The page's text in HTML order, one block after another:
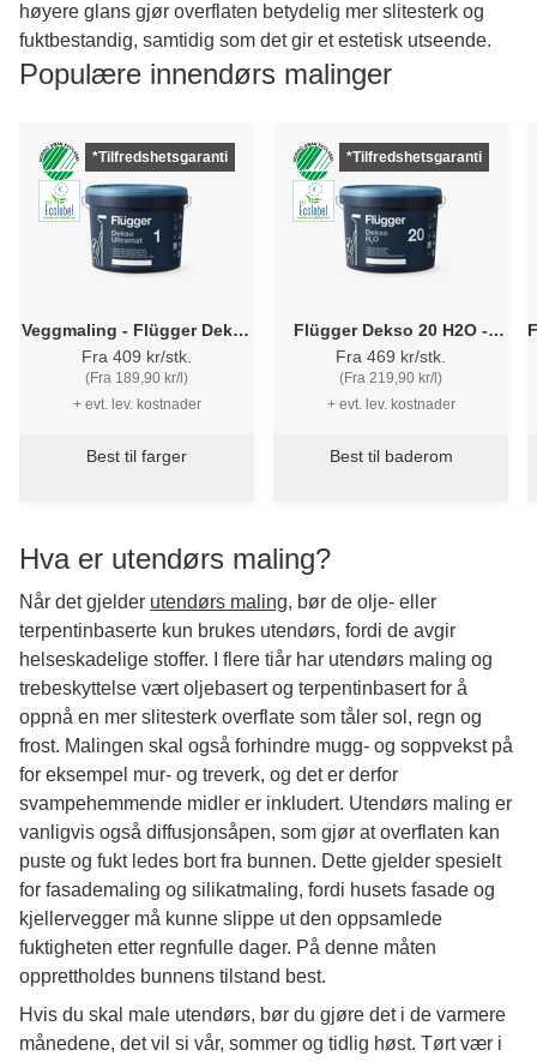
høyere glans gjør overflaten betydelig mer slitesterk og
fuktbestandig, samtidig som det gir et estetisk utseende.
Populære innendørs malinger
*Tilfredshetsgaranti
Veggmaling - Flügger Dekso
1 Ultramat - Vegg/takmaling
Fra 409 kr/stk.
(Fra 189,90 kr/l)
+ evt. lev. kostnader
Best til farger
*Tilfredshetsgaranti
Flügger Dekso 20 H2O -
Våtromsmaling
Fra 469 kr/stk.
(Fra 219,90 kr/l)
+ evt. lev. kostnader
Best til baderom
Hva er utendørs maling?
Når det gjelder utendørs maling, bør de olje- eller
terpentinbaserte kun brukes utendørs, fordi de avgir
helseskadelige stoffer. I flere tiår har utendørs maling og
trebeskyttelse vært oljebasert og terpentinbasert for å
oppnå en mer slitesterk overflate som tåler sol, regn og
frost. Malingen skal også forhindre mugg- og soppvekst på
for eksempel mur- og treverk, og det er derfor
svampehemmende midler er inkludert. Utendørs maling er
vanligvis også diffusjonsåpen, som gjør at overflaten kan
puste og fukt ledes bort fra bunnen. Dette gjelder spesielt
for fasademaling og silikatmaling, fordi husets fasade og
kjellervegger må kunne slippe ut den oppsamlede
fuktigheten etter regnfulle dager. På denne måten
opprettholdes bunnens tilstand best.
Hvis du skal male utendørs, bør du gjøre det i de varmere
månedene, det vil si vår, sommer og tidlig høst. Tørt vær i